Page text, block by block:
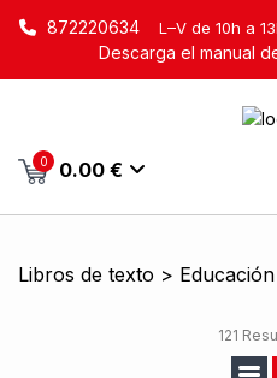
872220634 L–V de 10h a
Descarga el manual
0 0.00 €
Libros de texto >
121